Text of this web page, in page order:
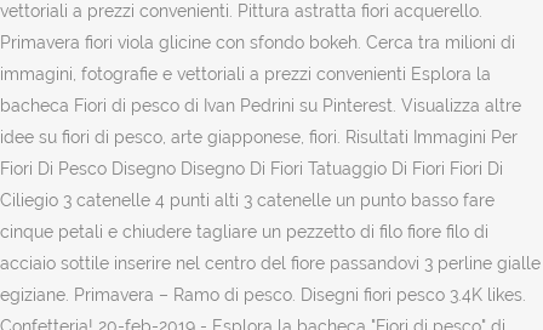
vettoriali a prezzi convenienti. Pittura astratta fiori acquerello.
Primavera fiori viola glicine con sfondo bokeh. Cerca tra milioni di
immagini, fotografie e vettoriali a prezzi convenienti Esplora la
bacheca Fiori di pesco di Ivan Pedrini su Pinterest. Visualizza altre
idee su fiori di pesco, arte giapponese, fiori. Risultati Immagini Per
Fiori Di Pesco Disegno Disegno Di Fiori Tatuaggio Di Fiori Fiori Di
Ciliegio 3 catenelle 4 punti alti 3 catenelle un punto basso fare
cinque petali e chiudere tagliare un pezzetto di filo fiore filo di
acciaio sottile inserire nel centro del fiore passandovi 3 perline gialle
egiziane. Primavera – Ramo di pesco. Disegni fiori pesco 3.4K likes.